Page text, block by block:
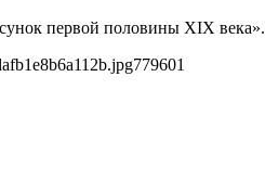
первой половины XIX века».
779601